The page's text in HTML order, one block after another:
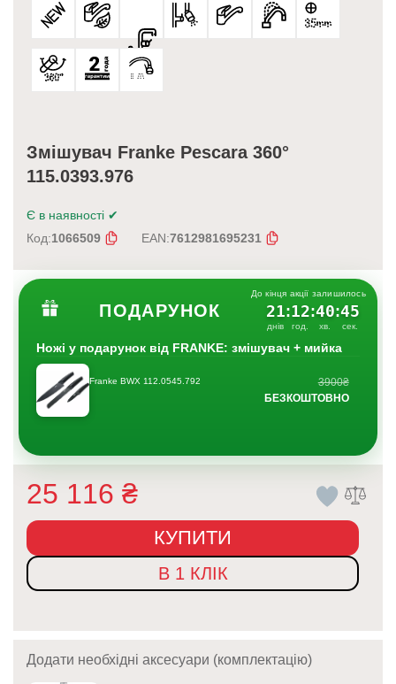
Змішувач Franke Pescara 360°
115.0393.976
Є в наявності ✔
Код:1066509 EAN:7612981695231
ПОДАРУНОК
До кінця акції залишилось
21
днів
:12
год.
:40
хв.
:45
сек.
Ножі у подарунок від FRANKE: змішувач + мийка
Franke BWX 112.0545.792
3900₴
БЕЗКОШТОВНО
25 116 ₴
КУПИТИ
В 1 КЛІК
Додати необхідні аксесуари (комплектацію)